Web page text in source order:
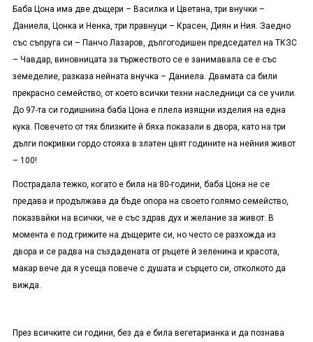
Баба Цона има две дъщери – Василка и Цветана, три внучки –
Даниела, Цонка и Ненка, три правнуци – Красен, Диян и Ния. Заедно
със съпруга си – Панчо Лазаров, дългогодишен председател на ТКЗС
– Чавдар, виновницата за тържеството се е занимавала се е със
земеделие, разказа нейната внучка – Даниела. Двамата са били
прекрасно семейство, от което всички техни наследници са се учили.
До 97-та си годишнина баба Цона е плела изящни изделия на една
кука. Повечето от тях близките й бяха показали в двора, като на три
дълги покривки гордо стояха в златен цвят годините на нейния живот
– 100!
Пострадала тежко, когато е била на 80-години, баба Цона не се
предава и продължава да бъде опора на своето голямо семейство,
показвайки на всички, че е със здрав дух и желание за живот. В
момента е под грижите на дъщерите си, но често се разхожда из
двора и се радва на създадената от ръцете й зеленина и красота,
макар вече да я усеща повече с душата и сърцето си, отколкото да
вижда.
През всичките си години, без да е била вегетарианка и да познава